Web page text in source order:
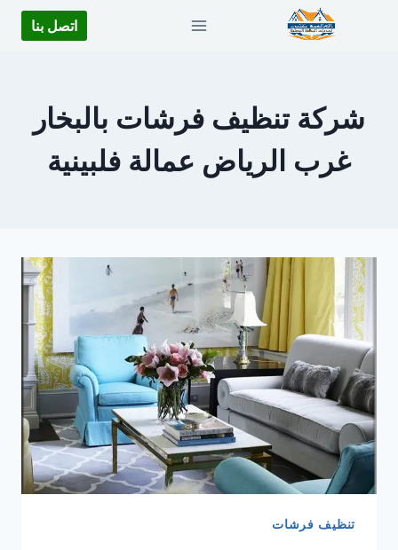
اتصل بنا
شركة تنظيف فرشات بالبخار
غرب الرياض عمالة فلبينية
تنظيف فرشات